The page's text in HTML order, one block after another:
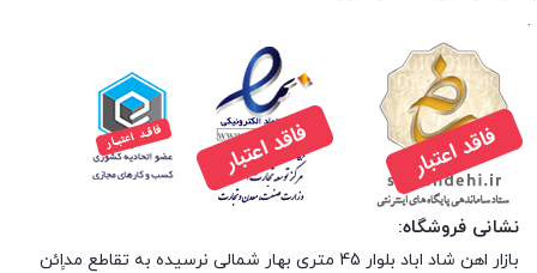
.
نشانی فروشگاه:
بازار اهن شاد اباد بلوار 45 متری بهار شمالی نرسیده به تقاطع مداِِئن